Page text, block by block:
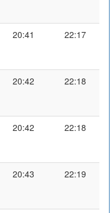
20:41 22:17
20:42 22:18
20:42 22:18
20:43 22:19